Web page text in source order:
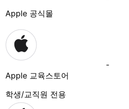
Apple 공식몰
Apple 교육스토어
학생/교직원 전용
-